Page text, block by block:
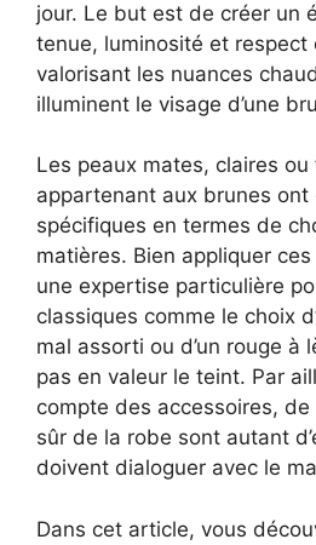
jour. Le but est de créer un
tenue, luminosité et respect
valorisant les nuances
illuminent le visage d’une
Les peaux mates, claires ou
appartenant aux brunes ont
spécifiques en termes de
matières. Bien appliquer
une expertise particulière
classiques comme le choix
mal assorti ou d’un rouge à
pas en valeur le teint. Par
compte des accessoires,
sûr de la robe sont autant
doivent dialoguer avec le
Dans cet article, vous